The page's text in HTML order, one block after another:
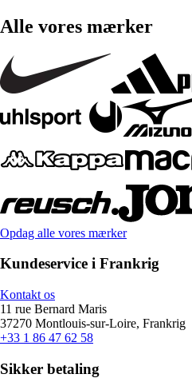
Alle vores mærker
Opdag alle vores mærker
Kundeservice i Frankrig
Kontakt os
11 rue Bernard Maris
37270 Montlouis-sur-Loire, Frankrig
+33 1 86 47 62 58
Sikker betaling